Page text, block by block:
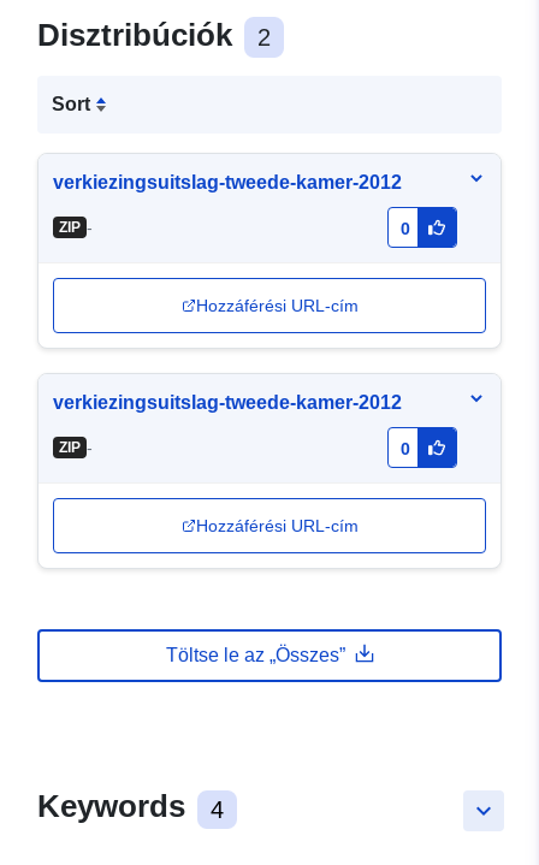
Disztribúciók 2
Sort
verkiezingsuitslag-tweede-kamer-2012
ZIP - 0
Hozzáférési URL-cím
verkiezingsuitslag-tweede-kamer-2012
ZIP - 0
Hozzáférési URL-cím
Töltse le az „Összes”
keyboard_arrow_down
Keywords 4